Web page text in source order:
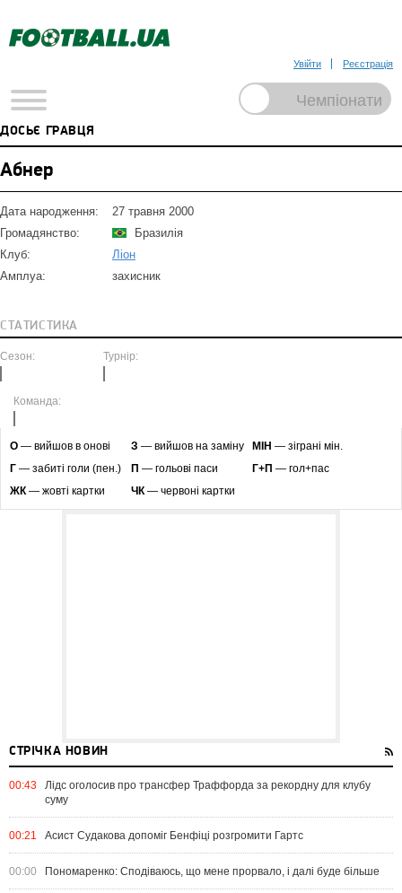
Увійти Реєстрація
ДОСЬЄ ГРАВЦЯ
Абнер
Дата народження:
27 травня 2000
Громадянство:
Бразилія
Клуб:
Ліон
Амплуа:
захисник
СТАТИСТИКА
Сезон: Турнір:
Команда:
O — вийшов в онові З — вийшов на заміну МІН — зіграні мін.
Г — забиті голи (пен.) П — гольові паси Г+П — гол+пас
ЖК— жовті картки ЧК— червоні картки
СТРІЧКА НОВИН
00:43
Лідс оголосив про трансфер Траффорда за рекордну для клубу
суму
00:21 Асист Судакова допоміг Бенфіці розгромити Гартс
00:00 Пономаренко: Сподіваюсь, що мене прорвало, і далі буде більше